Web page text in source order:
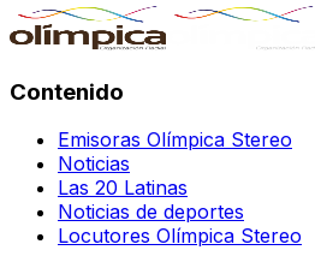
Contenido
Emisoras Olímpica Stereo
Noticias
Las 20 Latinas
Noticias de deportes
Locutores Olímpica Stereo